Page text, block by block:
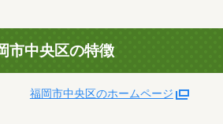
市中央区の特徴
福岡市中央区のホームページ